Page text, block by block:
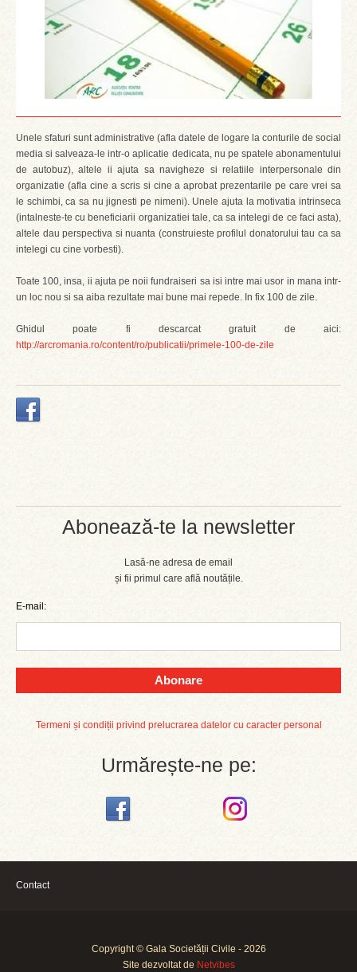
Abonează-te la newsletter
Lasă-ne adresa de email
și fii primul care află noutățile.
E-mail:
Abonare
Termeni și condiții privind prelucrarea datelor cu caracter personal
Urmărește-ne pe:
Unele sfaturi sunt administrative (afla datele de logare la conturile de social
media si salveaza-le intr-o aplicatie dedicata, nu pe spatele abonamentului
de autobuz), altele ii ajuta sa navigheze si relatiile interpersonale din
organizatie (afla cine a scris si cine a aprobat prezentarile pe care vrei sa
le schimbi, ca sa nu jignesti pe nimeni). Unele ajuta la motivatia intrinseca
(intalneste-te cu beneficiarii organizatiei tale, ca sa intelegi de ce faci asta),
altele dau perspectiva si nuanta (construieste profilul donatorului tau ca sa
intelegi cu cine vorbesti).
Toate 100, insa, ii ajuta pe noii fundraiseri sa isi intre mai usor in mana intr-
un loc nou si sa aiba rezultate mai bune mai repede. In fix 100 de zile.
Ghidul poate fi descarcat gratuit de aici:
http://arcromania.ro/content/ro/publicatii/primele-100-de-zile
Contact
Copyright © Gala Societății Civile - 2026
Site dezvoltat de Netvibes